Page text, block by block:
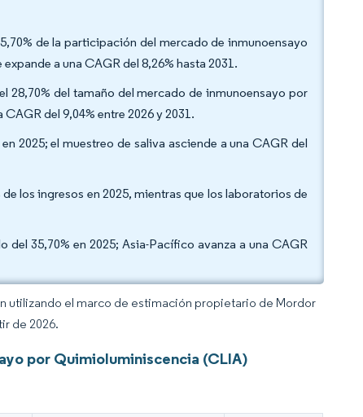
de la participación del mercado de inmunoensayo
a una CAGR del 8,26% hasta 2031.
28,70% del tamaño del mercado de inmunoensayo por
del 9,04% entre 2026 y 2031.
2025; el muestreo de saliva asciende a una CAGR del
los ingresos en 2025, mientras que los laboratorios de
35,70% en 2025; Asia-Pacífico avanza a una CAGR
utilizando el marco de estimación propietario de Mordor
de 2026.
por Quimioluminiscencia (CLIA)